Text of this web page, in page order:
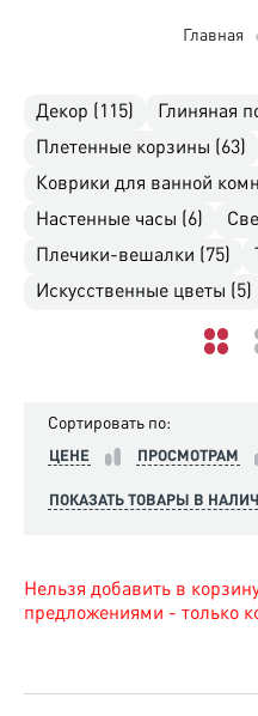
Главная
Декор (115)
Глиняная
Плетенные корзины (63)
Коврики для ванной
Настенные часы (6)
Плечики-вешалки (75)
Искусственные цветы (5)
Сортировать по:
ЦЕНЕ ПРОСМОТРАМ
ПОКАЗАТЬ ТОВАРЫ В
Нельзя добавить в
предложениями - только